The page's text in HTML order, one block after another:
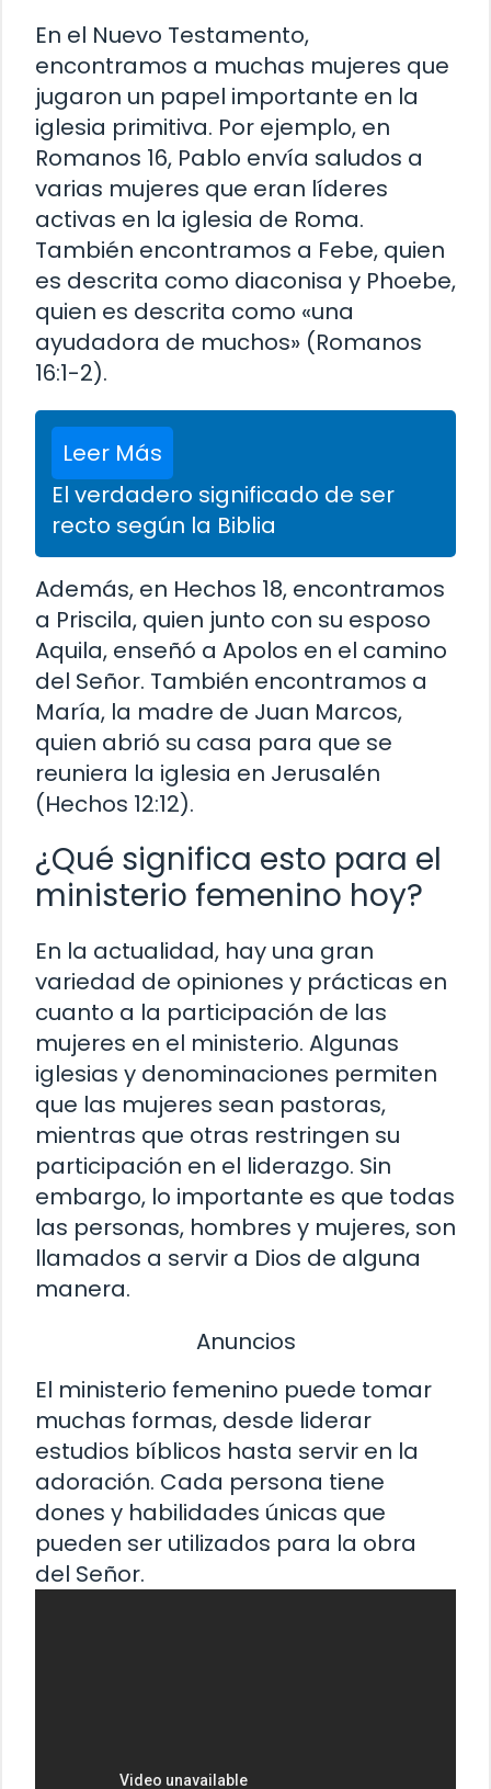
En el Nuevo Testamento,
encontramos a muchas mujeres que
jugaron un papel importante en la
iglesia primitiva. Por ejemplo, en
Romanos 16, Pablo envía saludos a
varias mujeres que eran líderes
activas en la iglesia de Roma.
También encontramos a Febe, quien
es descrita como diaconisa y Phoebe,
quien es descrita como «una
ayudadora de muchos» (Romanos
16:1-2).
Leer Más
El verdadero significado de ser
recto según la Biblia
Además, en Hechos 18, encontramos
a Priscila, quien junto con su esposo
Aquila, enseñó a Apolos en el camino
del Señor. También encontramos a
María, la madre de Juan Marcos,
quien abrió su casa para que se
reuniera la iglesia en Jerusalén
(Hechos 12:12).
¿Qué significa esto para el
ministerio femenino hoy?
En la actualidad, hay una gran
variedad de opiniones y prácticas en
cuanto a la participación de las
mujeres en el ministerio. Algunas
iglesias y denominaciones permiten
que las mujeres sean pastoras,
mientras que otras restringen su
participación en el liderazgo. Sin
embargo, lo importante es que todas
las personas, hombres y mujeres, son
llamados a servir a Dios de alguna
manera.
Anuncios
El ministerio femenino puede tomar
muchas formas, desde liderar
estudios bíblicos hasta servir en la
adoración. Cada persona tiene
dones y habilidades únicas que
pueden ser utilizados para la obra
del Señor.